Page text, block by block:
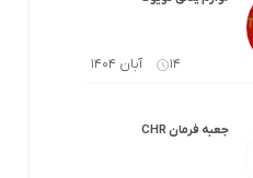
14 آبان 1404
جعبه فرمان CHR